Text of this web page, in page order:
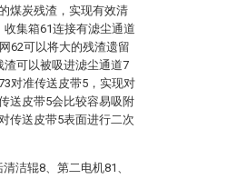
煤炭残渣，实现有效清
集箱61连接有滤尘通道
62可以将大的残渣遗留
可以被吸进滤尘通道7
对准传送皮带5，实现对
送皮带5会比较容易吸附
传送皮带5表面进行二次
洁辊8、第二电机81、